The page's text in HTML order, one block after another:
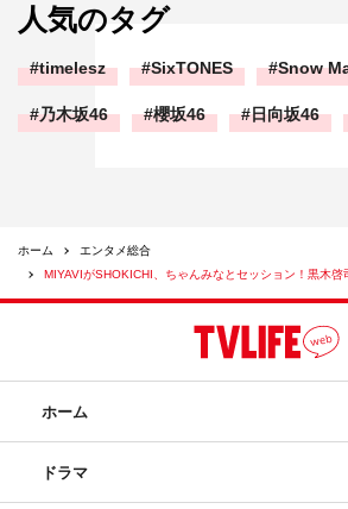
人気のタグ
timelesz SixTONES Snow
乃木坂46 櫻坂46 日向坂46
ホーム
エンタメ総合
MIYAVIがSHOKICHI、ちゃんみなとセッション！黒木
ホーム
ドラマ